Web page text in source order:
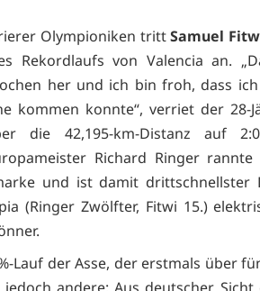
Olympioniken trittSamuel
Rekordlaufs von Valencia an.
her und ich bin froh, dass
kommen konnte“, verriet der 28-
die 42,195-km-Distanz auf
Richard Ringer
und ist damit drittschnellster
(Ringer Zwölfter, Fitwi 15.)
Lauf der Asse, der erstmals über